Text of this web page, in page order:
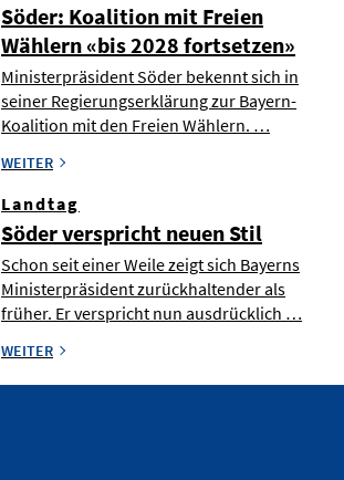
Söder: Koalition mit Freien
Wählern «bis 2028 fortsetzen»
Ministerpräsident Söder bekennt sich in
seiner Regierungserklärung zur Bayern-
Koalition mit den Freien Wählern. …
WEITER
Landtag
Söder verspricht neuen Stil
Schon seit einer Weile zeigt sich Bayerns
Ministerpräsident zurückhaltender als
früher. Er verspricht nun ausdrücklich …
WEITER